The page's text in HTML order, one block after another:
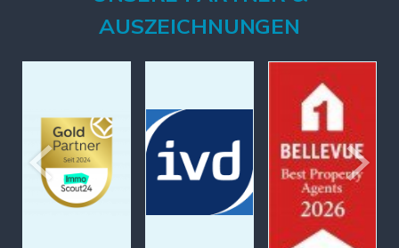
AUSZEICHNUNGEN